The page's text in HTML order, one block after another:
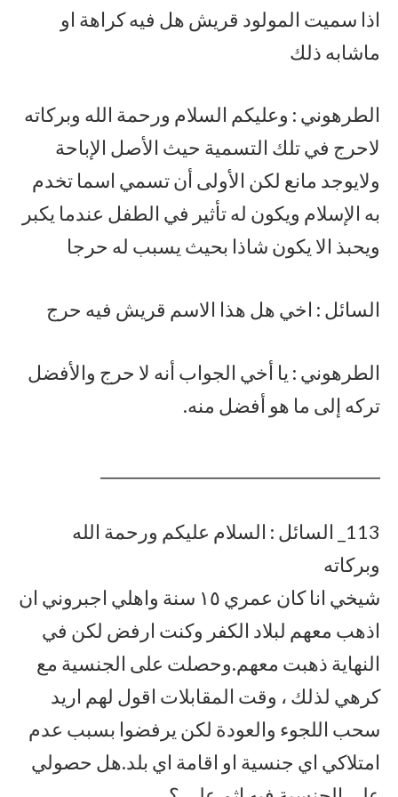
اذا سميت المولود قريش هل فيه كراهة او
ماشابه ذلك
الطرهوني : وعليكم السلام ورحمة الله وبركاته
لاحرج في تلك التسمية حيث الأصل الإباحة
ولايوجد مانع لكن الأولى أن تسمي اسما تخدم
به الإسلام ويكون له تأثير في الطفل عندما يكبر
ويحبذ الا يكون شاذا بحيث يسبب له حرجا
السائل : اخي هل هذا الاسم قريش فيه حرج
الطرهوني : يا أخي الجواب أنه لا حرج والأفضل
تركه إلى ما هو أفضل منه.
113_ السائل : السلام عليكم ورحمة الله
وبركاته
شيخي انا كان عمري ١٥ سنة واهلي اجبروني ان
اذهب معهم لبلاد الكفر وكنت ارفض لكن في
النهاية ذهبت معهم.وحصلت على الجنسية مع
كرهي لذلك ، وقت المقابلات اقول لهم اريد
سحب اللجوء والعودة لكن يرفضوا بسبب عدم
امتلاكي اي جنسية او اقامة اي بلد.هل حصولي